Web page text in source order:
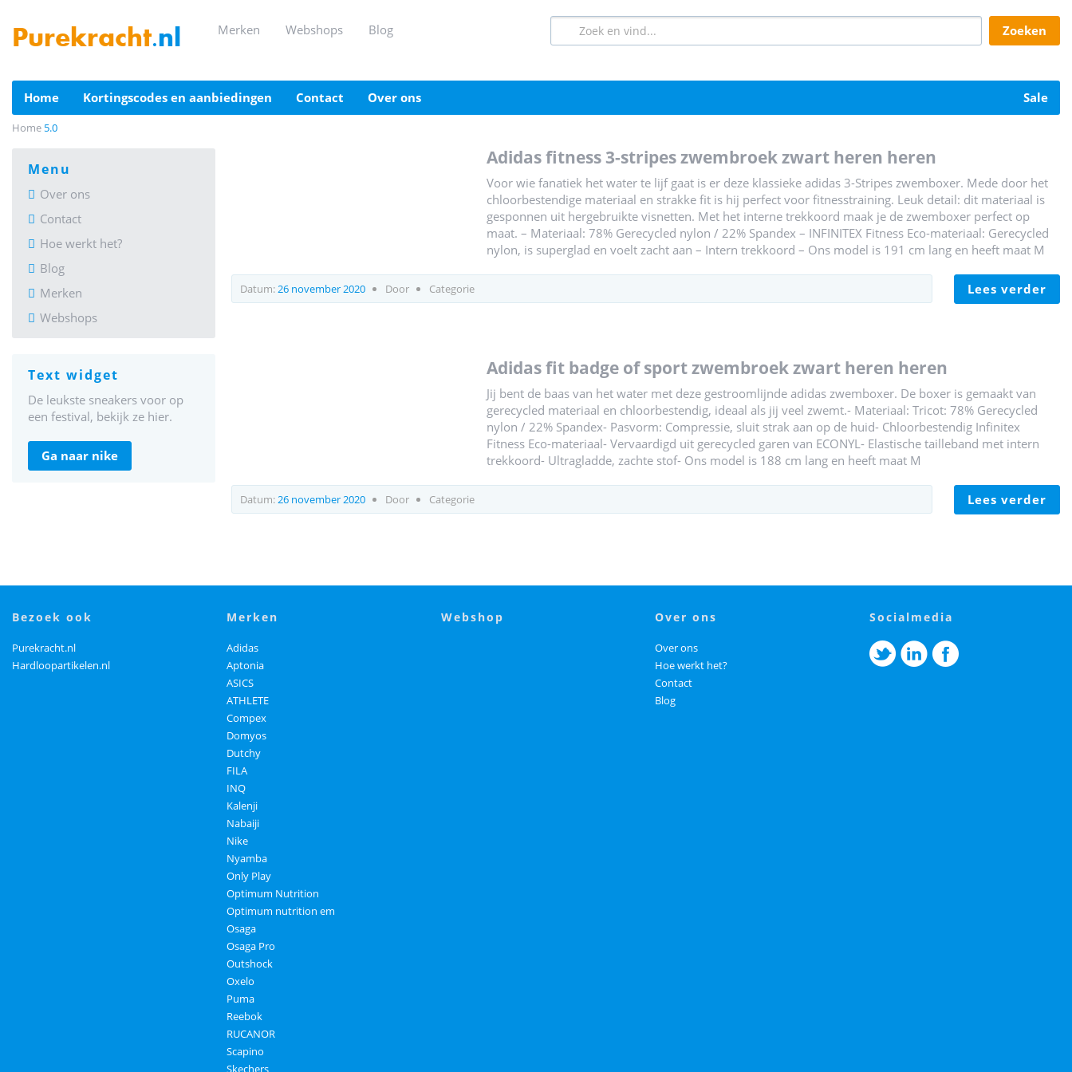
Purekracht.nl merken webshops blog zoeken
home kortingscodes en aanbiedingen contact over ons sale
Home 5.0
adidas fitness 3-stripes zwembroek zwart heren heren
Voor wie fanatiek het water te lijf gaat is er deze klassieke adidas 3-Stripes zwemboxer. Mede door het
chloorbestendige materiaal en strakke fit is hij perfect voor fitnesstraining. Leuk detail: dit materiaal is
gesponnen uit hergebruikte visnetten. Met het interne trekkoord maak je de zwemboxer perfect op
maat. – Materiaal: 78% Gerecycled nylon / 22% Spandex – INFINITEX Fitness Eco-materiaal: Gerecycled
nylon, is superglad en voelt zacht aan – Intern trekkoord – Ons model is 191 cm lang en heeft maat M
Datum:26 november 2020 Door Categorie lees verder
adidas fit badge of sport zwembroek zwart heren heren
Jij bent de baas van het water met deze gestroomlijnde adidas zwemboxer. De boxer is gemaakt van
gerecycled materiaal en chloorbestendig, ideaal als jij veel zwemt.- Materiaal: Tricot: 78% Gerecycled
nylon / 22% Spandex- Pasvorm: Compressie, sluit strak aan op de huid- Chloorbestendig Infinitex
Fitness Eco-materiaal- Vervaardigd uit gerecycled garen van ECONYL- Elastische tailleband met intern
trekkoord- Ultragladde, zachte stof- Ons model is 188 cm lang en heeft maat M
Datum:26 november 2020 Door Categorie lees verder
menu
Over ons
Contact
Hoe werkt het?
Blog
Merken
Webshops
text widget
De leukste sneakers voor op
een festival, bekijk ze hier.
ga naar nike
bezoek ook
Purekracht.nl
Hardloopartikelen.nl
merken
Adidas
Aptonia
ASICS
ATHLETE
Compex
Domyos
Dutchy
FILA
INQ
Kalenji
Nabaiji
Nike
Nyamba
Only Play
Optimum Nutrition
Optimum nutrition em
Osaga
Osaga Pro
Outshock
Oxelo
Puma
Reebok
RUCANOR
Scapino
Skechers
webshop over ons
Over ons
Hoe werkt het?
Contact
Blog
socialmedia